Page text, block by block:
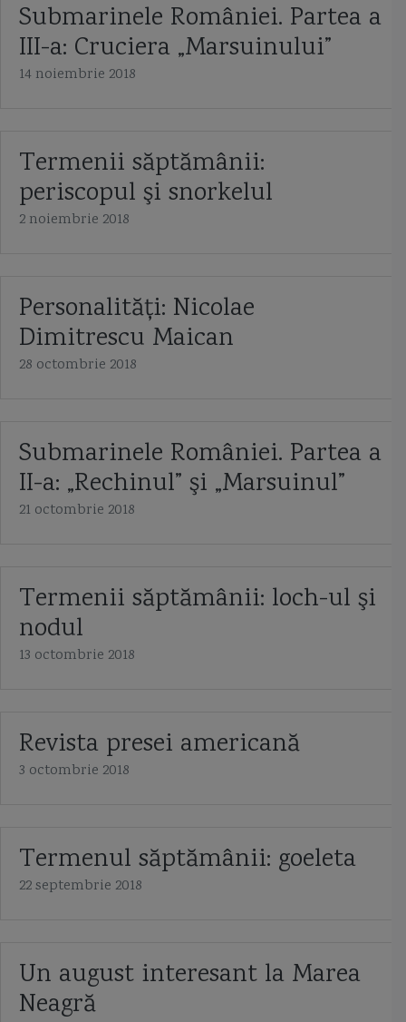
Submarinele României. Partea a
III-a: Cruciera „Marsuinului”
14 noiembrie 2018
Termenii săptămânii:
periscopul şi snorkelul
2 noiembrie 2018
Personalităţi: Nicolae
Dimitrescu Maican
28 octombrie 2018
Submarinele României. Partea a
II-a: „Rechinul” şi „Marsuinul”
21 octombrie 2018
Termenii săptămânii: loch-ul şi
nodul
13 octombrie 2018
Revista presei americană
3 octombrie 2018
Termenul săptămânii: goeleta
22 septembrie 2018
Un august interesant la Marea
Neagră